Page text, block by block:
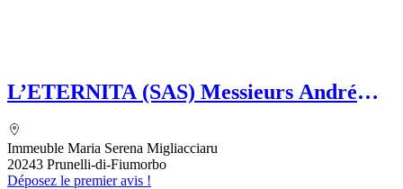
L’ETERNITA (SAS) Messieurs André
Immeuble Maria Serena Migliacciaru
20243 Prunelli-di-Fiumorbo
Déposez le premier avis !